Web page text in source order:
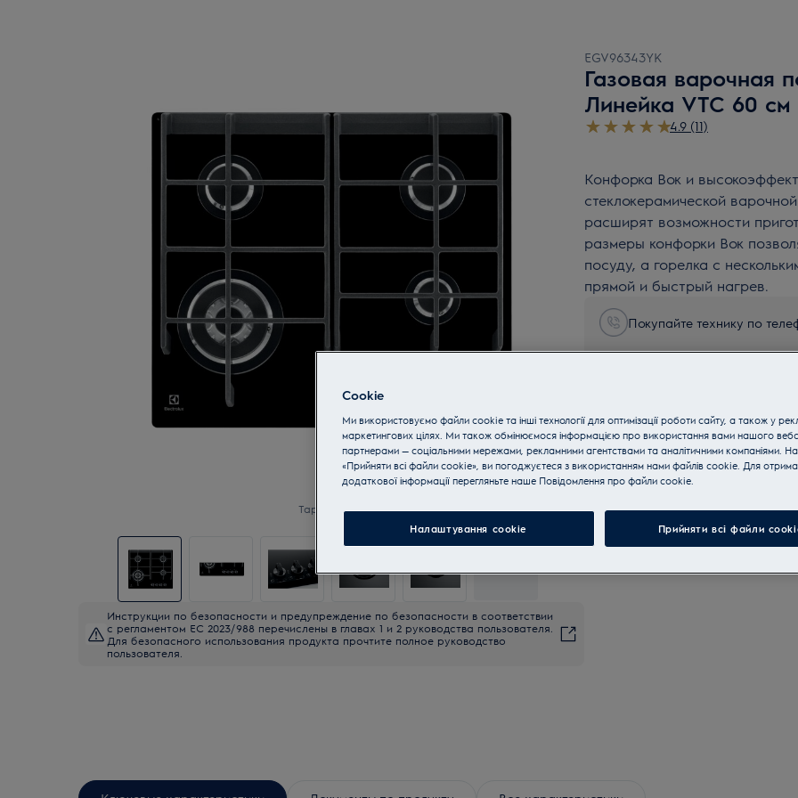
Tap to zoom
Инструкции по безопасности и предупреждение по безопасности в соответствии
с регламентом ЕС 2023/988 перечислены в главах 1 и 2 руководства пользователя.
Для безопасного использования продукта прочтите полное руководство
пользователя.
EGV96343YK
Газовая варочная
Линейка VTC 60 см
4.9 (11)
Конфорка Вок и
стеклокерамической
расширят возможности
размеры конфорки Вок
посуду, а горелка с
прямой и быстрый нагрев.
Покупайте технику по
Cookie
Ми використовуємо файли cookie та інші технології для оптимізації роботи сайту, а також у
маркетингових цілях. Ми також обмінюємося інформацією про використання вами нашого
партнерами — соціальними мережами, рекламними агентствами та аналітичними компаніями.
«Прийняти всі файли cookie», ви погоджуєтеся з використанням нами файлів cookie. Для
додаткової інформації перегляньте наше Пoвідомлення прo файли cookie.
Налаштування cookie Прийняти всі файли